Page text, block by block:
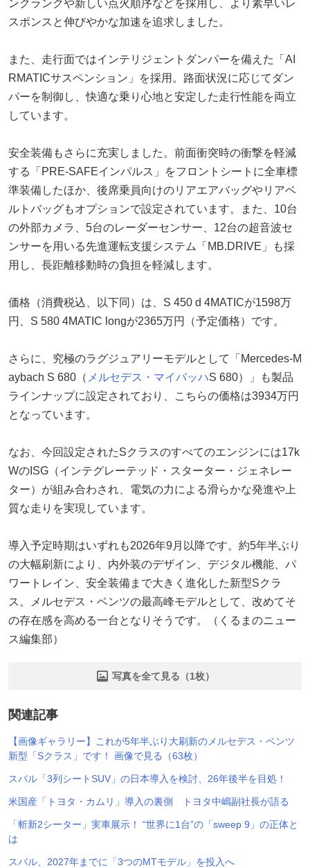
ンクランクや新しい点火順序などを採用し、より素早いレ
スポンスと伸びやかな加速を追求しました。
また、走行面ではインテリジェントダンパーを備えた「AI
RMATICサスペンション」を採用。路面状況に応じてダン
パーを制御し、快適な乗り心地と安定した走行性能を両立
しています。
安全装備もさらに充実しました。前面衝突時の衝撃を軽減
する「PRE-SAFEインパルス」をフロントシートに全車標
準装備したほか、後席乗員向けのリアエアバッグやリアベ
ルトバッグもオプションで設定されています。また、10台
の外部カメラ、5台のレーダーセンサー、12台の超音波セ
ンサーを用いる先進運転支援システム「MB.DRIVE」も採
用し、長距離移動時の負担を軽減します。
価格（消費税込、以下同）は、S 450 d 4MATICが1598万
円、S 580 4MATIC longが2365万円（予定価格）です。
さらに、究極のラグジュアリーモデルとして「Mercedes-M
aybach S 680（ メルセデス・マイバッハS 680）」も製品
ラインナップに設定されており、こちらの価格は3934万円
となっています。
なお、今回設定されたSクラスのすべてのエンジンには17k
WのISG（インテグレーテッド・スターター・ジェネレー
ター）が組み合わされ、電気の力による滑らかな発進や上
質な走りを実現しています。
導入予定時期はいずれも2026年9月以降です。約5年半ぶり
の大幅刷新により、内外装のデザイン、デジタル機能、パ
ワートレイン、安全装備まで大きく進化した新型Sクラ
ス。メルセデス・ベンツの最高峰モデルとして、改めてそ
の存在感を高める一台となりそうです。（くるまのニュー
ス編集部）
写真を全て見る（1枚）
関連記事
【画像ギャラリー】これが5年半ぶり大刷新のメルセデス・ベンツ
新型「Sクラス」です！ 画像で見る（63枚）
スバル「3列シートSUV」の日本導入を検討、26年後半を目処！
米国産「トヨタ・カムリ」導入の裏側 トヨタ中嶋副社長が語る
「斬新2シーター」実車展示！ “世界に1台”の「sweep 9」の正体と
は
スバル、2027年までに「3つのMTモデル」を投入へ